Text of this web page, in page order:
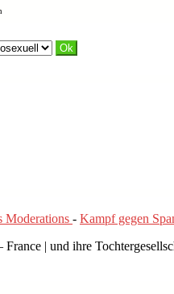
Moderations - Kampf gegen
| und ihre